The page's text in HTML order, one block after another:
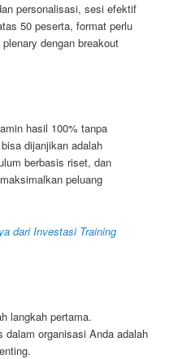
personalisasi, sesi efektif
50 peserta, format perlu
dengan breakout
hasil 100% tanpa
dijanjikan adalah
berbasis riset, dan
peluang
dari Investasi Training
langkah pertama.
organisasi Anda adalah